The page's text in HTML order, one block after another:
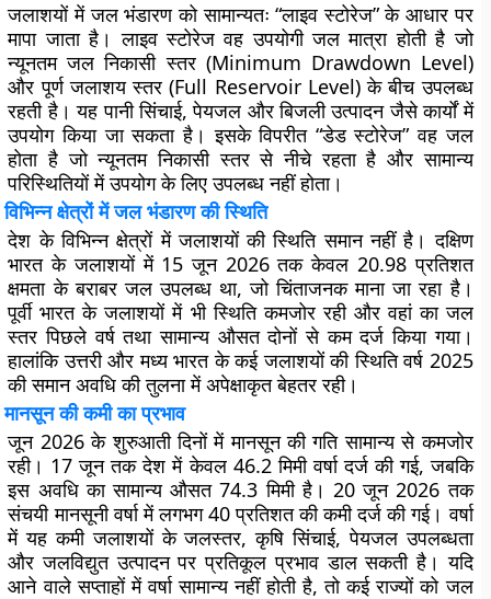
जलाशयों में जल भंडारण को सामान्यतः “लाइव स्टोरेज” के आधार पर
मापा जाता है। लाइव स्टोरेज वह उपयोगी जल मात्रा होती है जो
न्यूनतम जल निकासी स्तर (Minimum Drawdown Level)
और पूर्ण जलाशय स्तर (Full Reservoir Level) के बीच उपलब्ध
रहती है। यह पानी सिंचाई, पेयजल और बिजली उत्पादन जैसे कार्यों में
उपयोग किया जा सकता है। इसके विपरीत “डेड स्टोरेज” वह जल
होता है जो न्यूनतम निकासी स्तर से नीचे रहता है और सामान्य
परिस्थितियों में उपयोग के लिए उपलब्ध नहीं होता।
विभिन्न क्षेत्रों में जल भंडारण की स्थिति
देश के विभिन्न क्षेत्रों में जलाशयों की स्थिति समान नहीं है। दक्षिण
भारत के जलाशयों में 15 जून 2026 तक केवल 20.98 प्रतिशत
क्षमता के बराबर जल उपलब्ध था, जो चिंताजनक माना जा रहा है।
पूर्वी भारत के जलाशयों में भी स्थिति कमजोर रही और वहां का जल
स्तर पिछले वर्ष तथा सामान्य औसत दोनों से कम दर्ज किया गया।
हालांकि उत्तरी और मध्य भारत के कई जलाशयों की स्थिति वर्ष 2025
की समान अवधि की तुलना में अपेक्षाकृत बेहतर रही।
मानसून की कमी का प्रभाव
जून 2026 के शुरुआती दिनों में मानसून की गति सामान्य से कमजोर
रही। 17 जून तक देश में केवल 46.2 मिमी वर्षा दर्ज की गई, जबकि
इस अवधि का सामान्य औसत 74.3 मिमी है। 20 जून 2026 तक
संचयी मानसूनी वर्षा में लगभग 40 प्रतिशत की कमी दर्ज की गई। वर्षा
में यह कमी जलाशयों के जलस्तर, कृषि सिंचाई, पेयजल उपलब्धता
और जलविद्युत उत्पादन पर प्रतिकूल प्रभाव डाल सकती है। यदि
आने वाले सप्ताहों में वर्षा सामान्य नहीं होती है, तो कई राज्यों को जल